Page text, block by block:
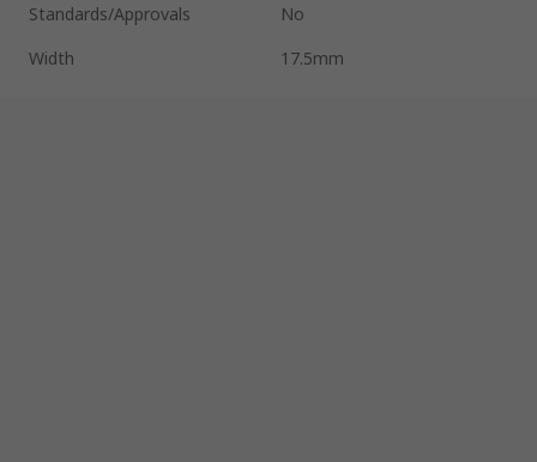
Standards/Approvals
No
Width
17.5mm